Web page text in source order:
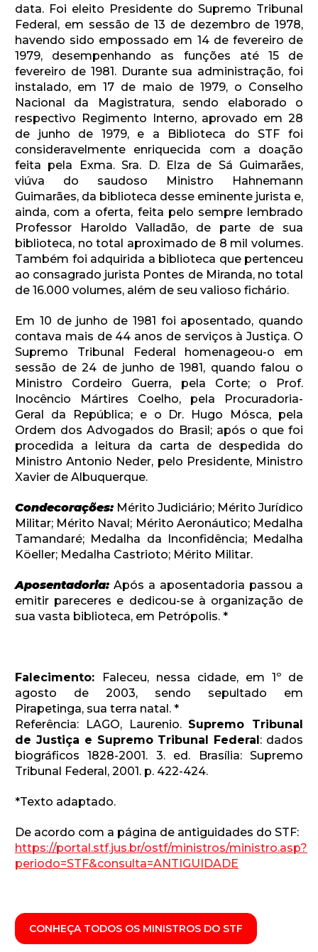
data. Foi eleito Presidente do Supremo Tribunal
Federal, em sessão de 13 de dezembro de 1978,
havendo sido empossado em 14 de fevereiro de
1979, desempenhando as funções até 15 de
fevereiro de 1981. Durante sua administração, foi
instalado, em 17 de maio de 1979, o Conselho
Nacional da Magistratura, sendo elaborado o
respectivo Regimento Interno, aprovado em 28
de junho de 1979, e a Biblioteca do STF foi
consideravelmente enriquecida com a doação
feita pela Exma. Sra. D. Elza de Sá Guimarães,
viúva do saudoso Ministro Hahnemann
Guimarães, da biblioteca desse eminente jurista e,
ainda, com a oferta, feita pelo sempre lembrado
Professor Haroldo Valladão, de parte de sua
biblioteca, no total aproximado de 8 mil volumes.
Também foi adquirida a biblioteca que pertenceu
ao consagrado jurista Pontes de Miranda, no total
de 16.000 volumes, além de seu valioso fichário.
Em 10 de junho de 1981 foi aposentado, quando
contava mais de 44 anos de serviços à Justiça. O
Supremo Tribunal Federal homenageou-o em
sessão de 24 de junho de 1981, quando falou o
Ministro Cordeiro Guerra, pela Corte; o Prof.
Inocêncio Mártires Coelho, pela Procuradoria-
Geral da República; e o Dr. Hugo Mósca, pela
Ordem dos Advogados do Brasil; após o que foi
procedida a leitura da carta de despedida do
Ministro Antonio Neder, pelo Presidente, Ministro
Xavier de Albuquerque.
Condecorações: Mérito Judiciário; Mérito Jurídico
Militar; Mérito Naval; Mérito Aeronáutico; Medalha
Tamandaré; Medalha da Inconfidência; Medalha
Köeller; Medalha Castrioto; Mérito Militar.
Aposentadoria: Após a aposentadoria passou a
emitir pareceres e dedicou-se à organização de
sua vasta biblioteca, em Petrópolis. *
Falecimento:
Faleceu, nessa cidade, em 1º de
agosto de 2003, sendo sepultado em
Pirapetinga, sua terra natal. *
Referência: LAGO, Laurenio. Supremo Tribunal
de Justiça e Supremo Tribunal Federal: dados
biográficos 1828-2001. 3. ed. Brasília: Supremo
Tribunal Federal, 2001. p. 422-424.
*Texto adaptado.
De acordo com a página de antiguidades do STF:
https://portal.stf.jus.br/ostf/ministros/ministro.asp?
periodo=STF&consulta=ANTIGUIDADE
CONHEÇA TODOS OS MINISTROS DO STF